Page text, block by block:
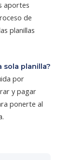
aportes
de
planillas
sola planilla?
por
y pagar
ponerte al